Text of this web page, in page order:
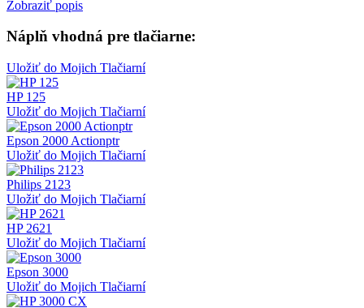
Zobraziť popis
Náplň vhodná pre tlačiarne:
Uložiť do Mojich Tlačiarní
HP 125
Uložiť do Mojich Tlačiarní
Epson 2000 Actionptr
Uložiť do Mojich Tlačiarní
Philips 2123
Uložiť do Mojich Tlačiarní
HP 2621
Uložiť do Mojich Tlačiarní
Epson 3000
Uložiť do Mojich Tlačiarní